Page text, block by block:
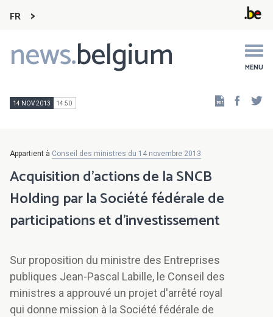
FR
news.belgium MENU
Main
navigation
14 NOV 2013 14:50
Appartient à Conseil des ministres du 14 novembre 2013
Acquisition d'actions de la SNCB
Holding par la Société fédérale de
participations et d'investissement
Sur proposition du ministre des Entreprises
publiques Jean-Pascal Labille, le Conseil des
ministres a approuvé un projet d'arrêté royal
qui donne mission à la Société fédérale de